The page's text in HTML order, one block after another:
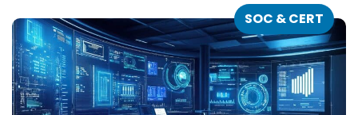
SOC & CERT